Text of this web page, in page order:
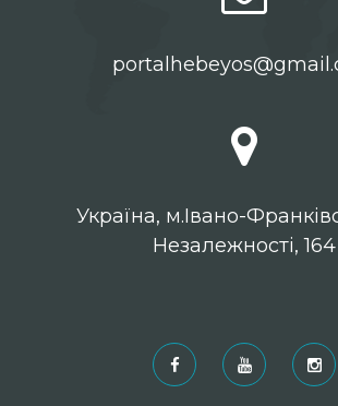
Українa, м.Івано-
Незалежності, 164